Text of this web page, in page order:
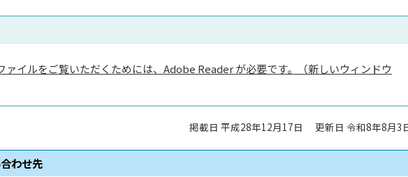
ァイルをご覧いただくためには、Adobe Reader が必要です。（新しいウィンドウ
掲載日 平成28年12月17日 更新日 令和8年8月3
わせ先